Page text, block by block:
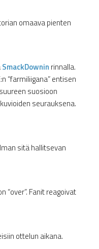
omaava pienten
SmackDownin rinnalla.
“farmiliigana” entisen
suosioon
seurauksena.
sitä hallitsevan
“over”. Fanit reagoivat
ottelun aikana.